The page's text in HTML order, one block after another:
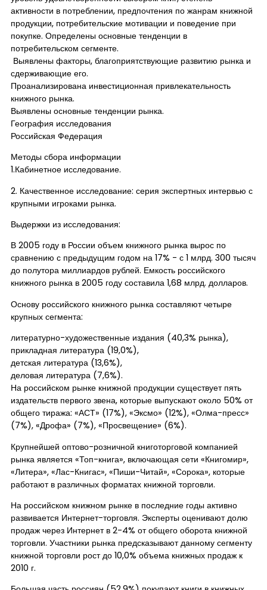
активности в потреблении, предпочтения по жанрам книжной
продукции, потребительские мотивации и поведение при
покупке. Определены основные тенденции в
потребительском сегменте.
Выявлены факторы, благоприятствующие развитию рынка и
сдерживающие его.
Проанализирована инвестиционная привлекательность
книжного рынка.
Выявлены основные тенденции рынка.
География исследования
Российская Федерация
Методы сбора информации
1.Кабинетное исследование.
2. Качественное исследование: серия экспертных интервью с
крупными игроками рынка.
Выдержки из исследования:
В 2005 году в России объем книжного рынка вырос по
сравнению с предыдущим годом на 17% - с 1 млрд. 300 тысяч
до полутора миллиардов рублей. Емкость российского
книжного рынка в 2005 году составила 1,68 млрд. долларов.
Основу российского книжного рынка составляют четыре
крупных сегмента:
литературно-художественные издания (40,3% рынка),
прикладная литература (19,0%),
детская литература (13,6%),
деловая литература (7,6%).
На российском рынке книжной продукции существует пять
издательств первого звена, которые выпускают около 50% от
общего тиража: «АСТ» (17%), «Эксмо» (12%), «Олма-пресс»
(7%), «Дрофа» (7%), «Просвещение» (6%).
Крупнейшей оптово-розничной книготорговой компанией
рынка является «Топ-книга», включающая сети «Книгомир»,
«Литера», «Лас-Книгас», «Пиши-Читай», «Сорока», которые
работают в различных форматах книжной торговли.
На российском книжном рынке в последние годы активно
развивается Интернет-торговля. Эксперты оценивают долю
продаж через Интернет в 2-4% от общего оборота книжной
торговли. Участники рынка предсказывают данному сегменту
книжной торговли рост до 10,0% объема книжных продаж к
2010 г.